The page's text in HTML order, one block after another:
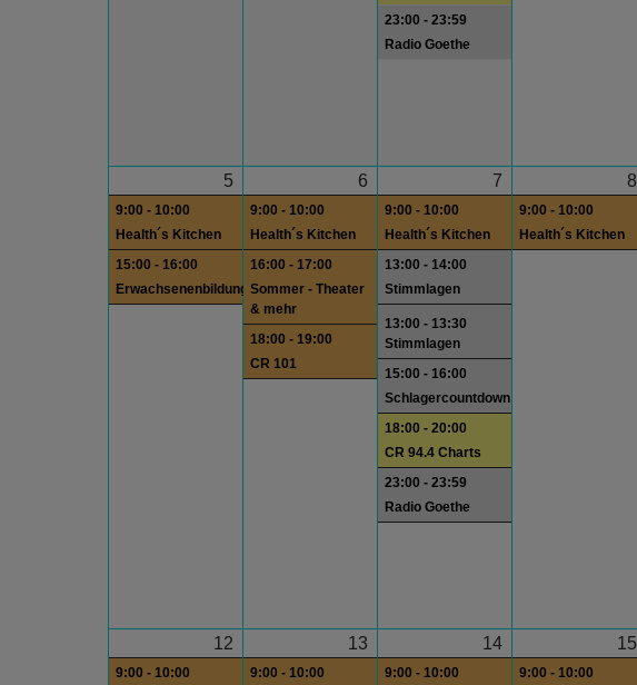
23:00 - 23:59
Radio Goethe
5
9:00 - 10:00
Health´s Kitchen
15:00 - 16:00
Erwachsenenbildung
6
9:00 - 10:00
Health´s Kitchen
16:00 - 17:00
Sommer - Theater
& mehr
18:00 - 19:00
CR 101
7
9:00 - 10:00
Health´s Kitchen
13:00 - 14:00
Stimmlagen
13:00 - 13:30
Stimmlagen
15:00 - 16:00
Schlagercountdown
18:00 - 20:00
CR 94.4 Charts
23:00 - 23:59
Radio Goethe
8
9:00 - 10:00
Health´s Kitchen
12
9:00 - 10:00
13
9:00 - 10:00
14
9:00 - 10:00
15
9:00 - 10:00